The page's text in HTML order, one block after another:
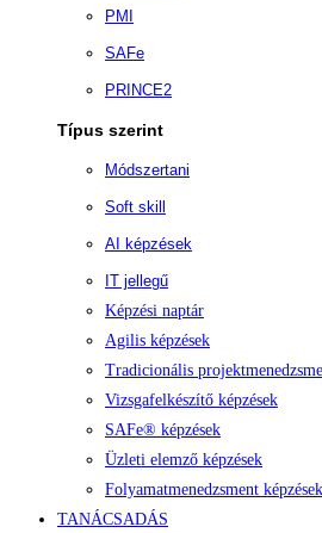
PMI
SAFe
PRINCE2
Típus szerint
Módszertani
Soft skill
AI képzések
IT jellegű
Képzési naptár
Agilis képzések
Tradicionális
Vizsgafelkészítő képzések
SAFe® képzések
Üzleti elemző képzések
Folyamatmenedzsment képzések
TANÁCSADÁS